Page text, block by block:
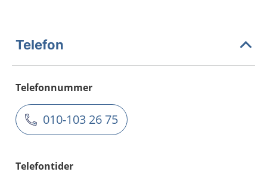
Telefon
Telefonnummer
010-103 26 75
Telefontider